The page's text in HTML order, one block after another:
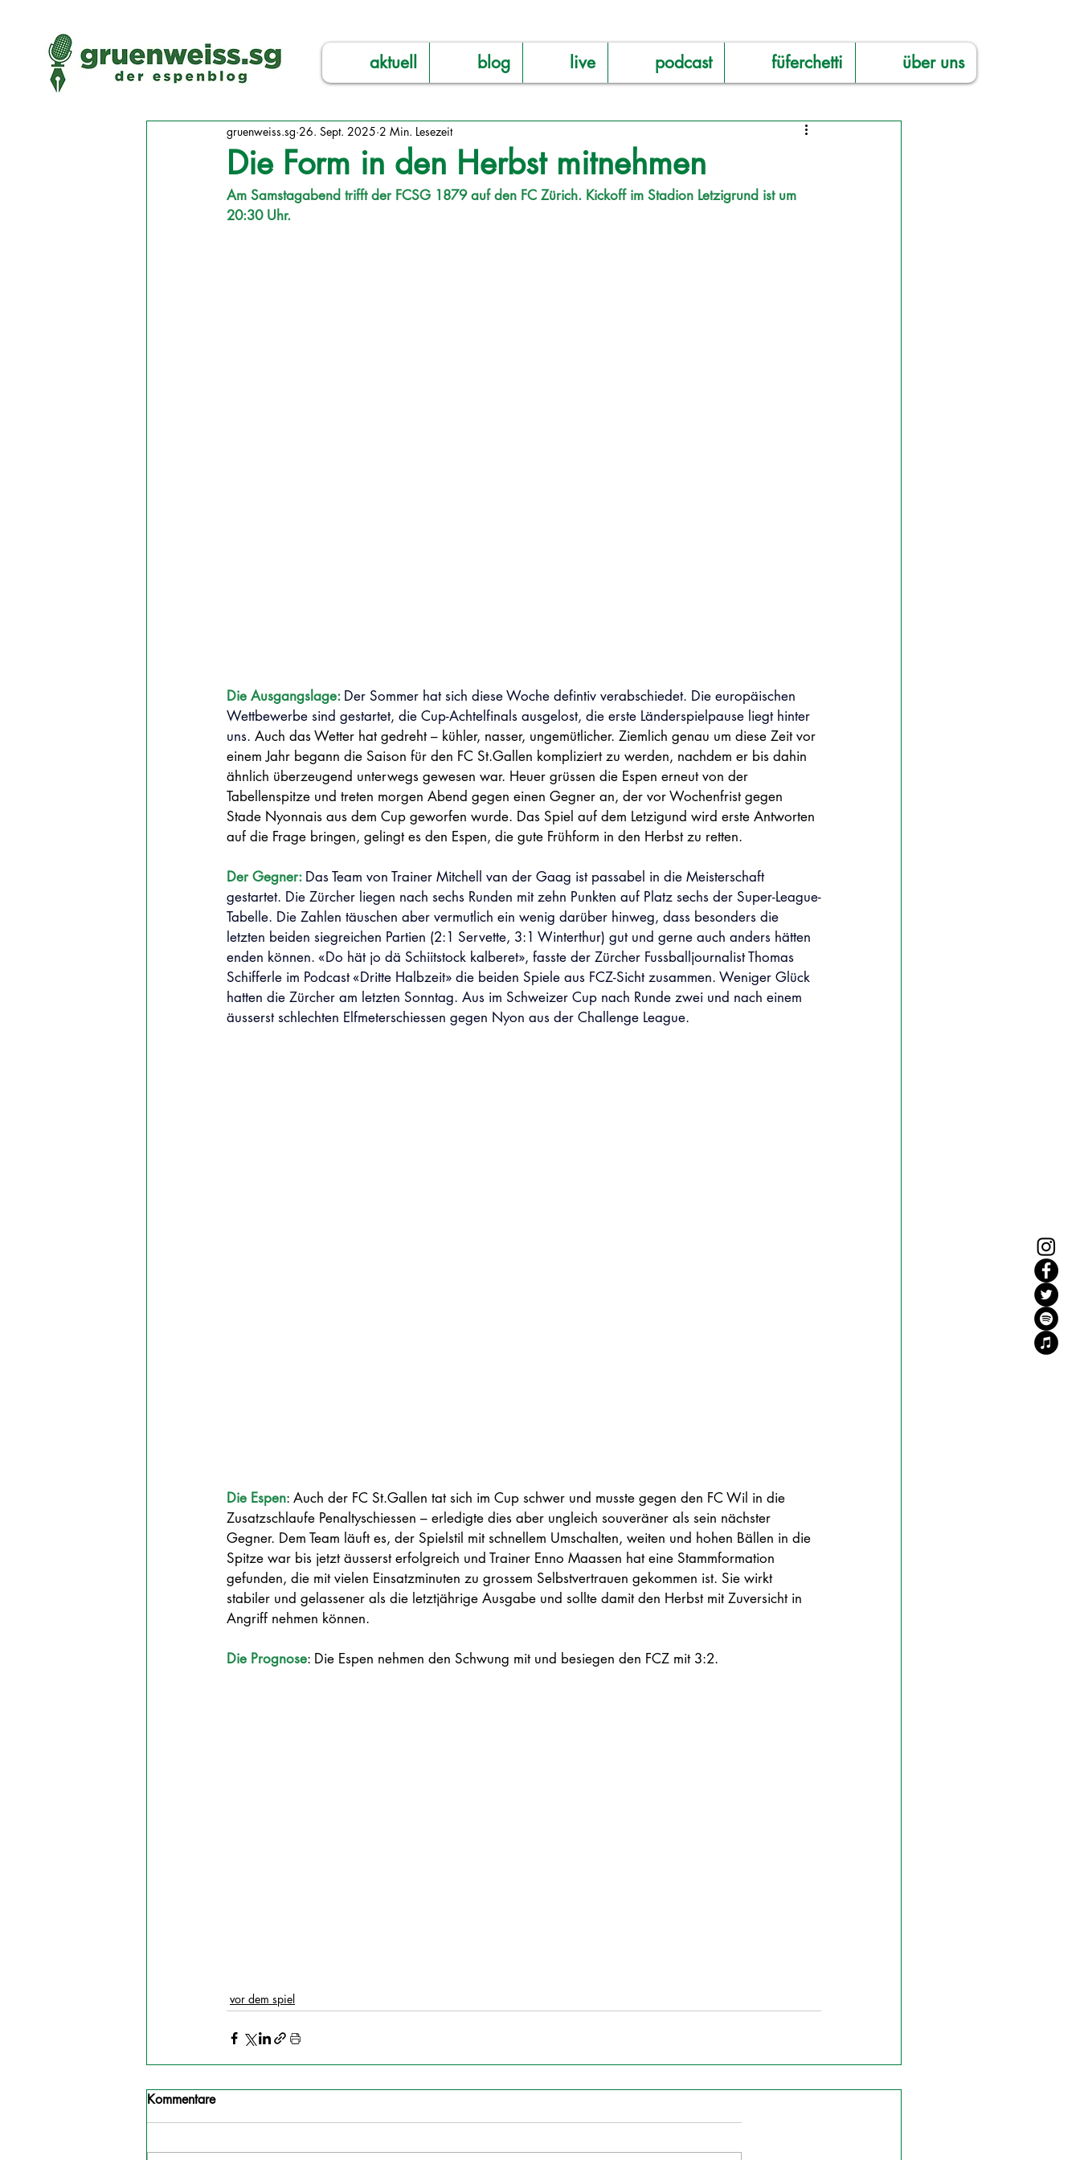
aktuell blog live podcast füferchetti über uns
Die Form in den Herbst mitnehmen
gruenweiss.sg 26. Sept. 2025 2 Min. Lesezeit
Am Samstagabend trifft der FCSG 1879 auf den FC Zürich. Kickoff im Stadion Letzigrund ist um
20:30 Uhr.
Die Ausgangslage: Der Sommer hat sich diese Woche defintiv verabschiedet. Die europäischen
Wettbewerbe sind gestartet, die Cup-Achtelfinals ausgelost, die erste Länderspielpause liegt hinter
uns. Auch das Wetter hat gedreht – kühler, nasser, ungemütlicher. Ziemlich genau um diese Zeit vor
einem Jahr begann die Saison für den FC St.Gallen kompliziert zu werden, nachdem er bis dahin
ähnlich überzeugend unterwegs gewesen war. Heuer grüssen die Espen erneut von der
Tabellenspitze und treten morgen Abend gegen einen Gegner an, der vor Wochenfrist gegen
Stade Nyonnais aus dem Cup geworfen wurde. Das Spiel auf dem Letzigund wird erste Antworten
auf die Frage bringen, gelingt es den Espen, die gute Frühform in den Herbst zu retten.
Der Gegner: Das Team von Trainer Mitchell van der Gaag ist passabel in die Meisterschaft
gestartet. Die Zürcher liegen nach sechs Runden mit zehn Punkten auf Platz sechs der Super-League-
Tabelle. Die Zahlen täuschen aber vermutlich ein wenig darüber hinweg, dass besonders die
letzten beiden siegreichen Partien (2:1 Servette, 3:1 Winterthur) gut und gerne auch anders hätten
enden können. «Do hät jo dä Schiitstock kalberet», fasste der Zürcher Fussballjournalist Thomas
Schifferle im Podcast «Dritte Halbzeit» die beiden Spiele aus FCZ-Sicht zusammen. Weniger Glück
hatten die Zürcher am letzten Sonntag. Aus im Schweizer Cup nach Runde zwei und nach einem
äusserst schlechten Elfmeterschiessen gegen Nyon aus der Challenge League.
Die Espen: Auch der FC St.Gallen tat sich im Cup schwer und musste gegen den FC Wil in die
Zusatzschlaufe Penaltyschiessen – erledigte dies aber ungleich souveräner als sein nächster
Gegner. Dem Team läuft es, der Spielstil mit schnellem Umschalten, weiten und hohen Bällen in die
Spitze war bis jetzt äusserst erfolgreich und Trainer Enno Maassen hat eine Stammformation
gefunden, die mit vielen Einsatzminuten zu grossem Selbstvertrauen gekommen ist. Sie wirkt
stabiler und gelassener als die letztjährige Ausgabe und sollte damit den Herbst mit Zuversicht in
Angriff nehmen können.
Die Prognose: Die Espen nehmen den Schwung mit und besiegen den FCZ mit 3:2.
vor dem spiel
Kommentare